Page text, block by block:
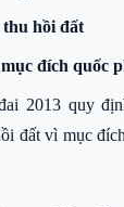
hồi đất
đích quốc
2013 quy
đất vì mục